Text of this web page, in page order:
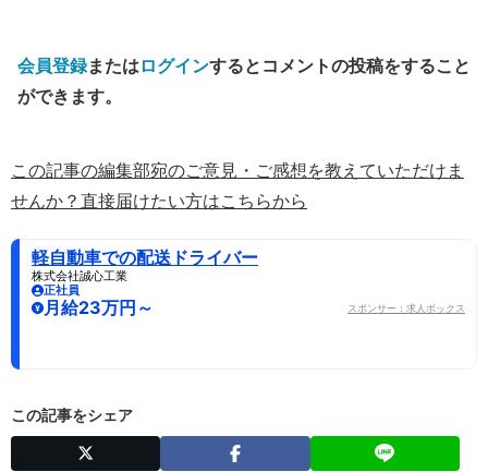
会員登録または ログインするとコメントの投稿をすること
ができます。
この記事の編集部宛のご意見・ご感想を教えていただけま
せんか？直接届けたい方はこちらから
軽自動車での配送ドライバー
株式会社誠心工業
正社員
月給23万円～ スポンサー：求人ボックス
この記事をシェア